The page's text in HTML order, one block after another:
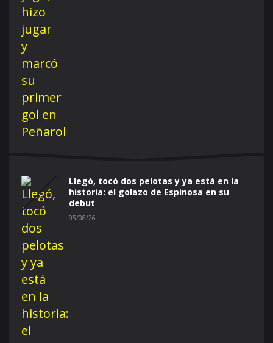
Llegó, tocó dos pelotas y ya está en la
historia: el golazo de Espinosa en su
debut
05/08/26